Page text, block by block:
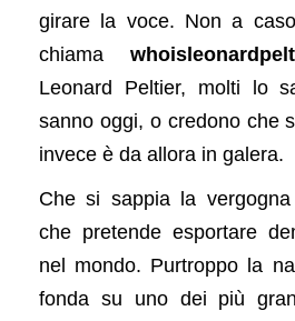
girare la voce. Non a
chiama
Leonard Peltier, molti lo
sanno oggi, o credono che
invece è da allora in galera.
Che si sappia la
che pretende esportare
nel mondo. Purtroppo la
fonda su uno dei più